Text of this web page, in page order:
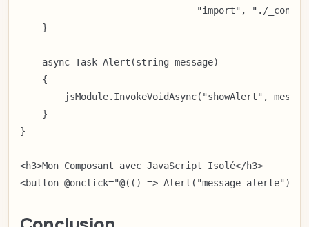
    }
    async Task Alert(string message)
    {
jsModule.InvokeVoidAsync("showAlert",
    }
}
<h3>Mon Composant avec JavaScript Isolé</h3>
<button @onclick="@(() => Alert("message